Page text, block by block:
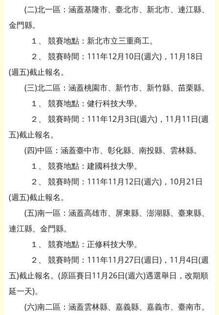
(二)北一區：涵蓋基隆市、臺北市、新北市、連江縣、
金門縣。
１、 競賽地點：新北市立三重商工。
２、 競賽時間：111年12月10日(週六)，11月18日
(週五)截止報名。
(三)北二區：涵蓋桃園市、新竹市、新竹縣、苗栗縣。
１、 競賽地點：健行科技大學。
２、 競賽時間：111年12月3日(週六)，11月11日(週
五)截止報名。
(四)中區：涵蓋臺中市、彰化縣、南投縣、雲林縣。
１、 競賽地點：建國科技大學。
２、 競賽時間：111年11月12日(週六)，10月21日
(週五)截止報名。
(五)南一區：涵蓋高雄市、屏東縣、澎湖縣、臺東縣、
連江縣、金門縣。
１、 競賽地點：正修科技大學。
２、 競賽時間：111年11月27日(週日)，11月4日(週
五)截止報名。(原區賽日11月26日(週六)遇選舉日，改期順
延一天)。
(六)南二區：涵蓋雲林縣、嘉義縣、嘉義市、臺南市。